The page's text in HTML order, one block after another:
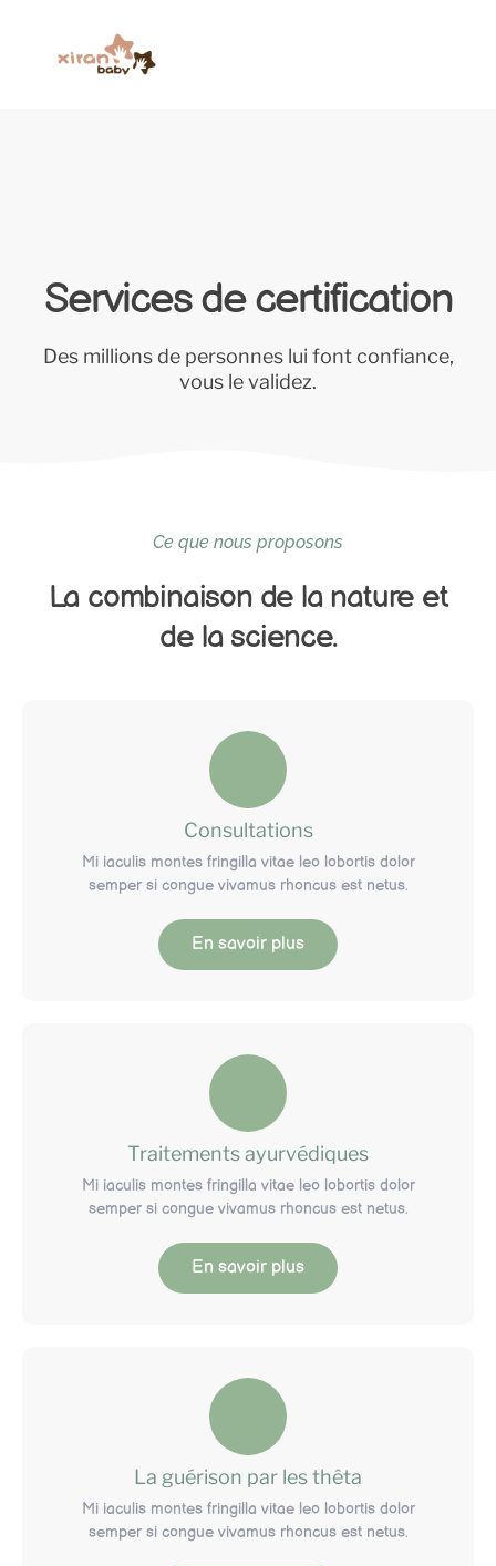
Services de certification
Des millions de personnes lui font confiance,
vous le validez.
Ce que nous proposons
La combinaison de la nature et
de la science.
Consultations
Mi iaculis montes fringilla vitae leo lobortis dolor
semper si congue vivamus rhoncus est netus.
En savoir plus
Traitements ayurvédiques
Mi iaculis montes fringilla vitae leo lobortis dolor
semper si congue vivamus rhoncus est netus.
En savoir plus
La guérison par les thêta
Mi iaculis montes fringilla vitae leo lobortis dolor
semper si congue vivamus rhoncus est netus.